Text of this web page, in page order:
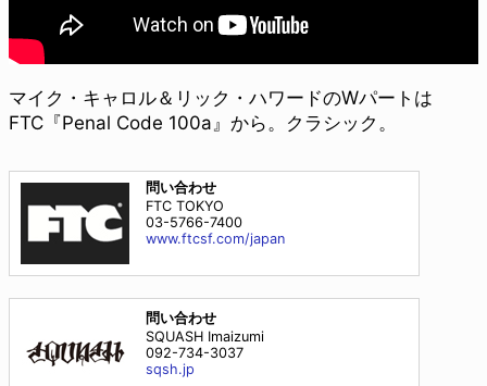
マイク・キャロル＆リック・ハワードのWパートは
FTC『Penal Code 100a』から。クラシック。
問い合わせ
FTC TOKYO
03-5766-7400
www.ftcsf.com/japan
問い合わせ
SQUASH Imaizumi
092-734-3037
sqsh.jp